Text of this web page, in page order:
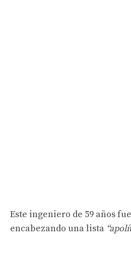
Este ingeniero de 59 años
encabezando una lista